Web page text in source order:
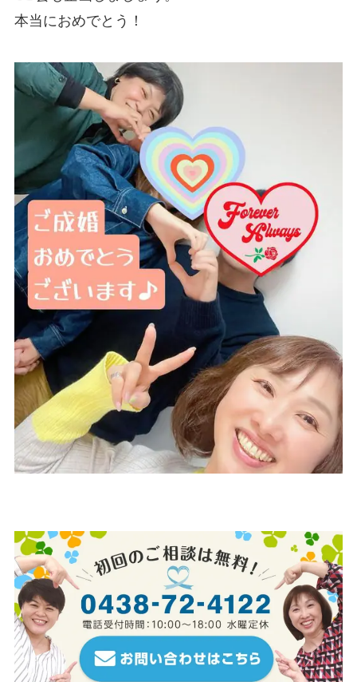
本当におめでとう！